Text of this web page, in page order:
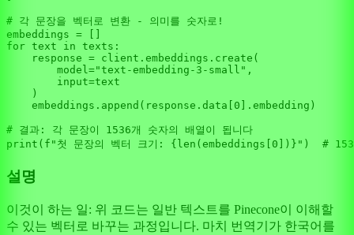
# 각 문장을 벡터로 변환 - 의미를 숫자로!
for text in texts:
    response = client.embeddings.create(
        model=
"text-embedding-3-small" ,
input=text
    )
    embeddings.append(response.data[
0 ].embedding)
# 결과: 각 문장이 1536개 숫자의 배열이 됩니다
print ( f"첫 문장의 벡터 크기: { len (embeddings[ 0 ])} " ) #
설명
이것이 하는 일: 위 코드는 일반 텍스트를 Pinecone이 이해할
수 있는 벡터로 바꾸는 과정입니다. 마치 번역기가 한국어를